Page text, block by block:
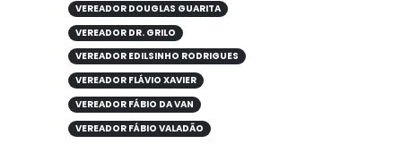
VEREADOR DOUGLAS GUARITA
VEREADOR DR. GRILO
VEREADOR EDILSINHO RODRIGUES
VEREADOR FLÁVIO XAVIER
VEREADOR FÁBIO DA VAN
VEREADOR FÁBIO VALADÃO